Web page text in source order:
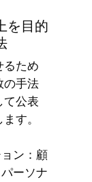
を目的
るため
の手法
て公表
す。
ン：顧
ーソナ